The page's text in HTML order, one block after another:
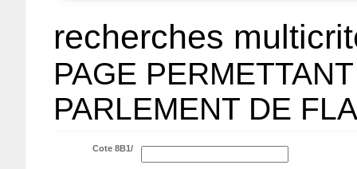
recherches
PAGE
PARLEMENT DE
Cote 8B1/